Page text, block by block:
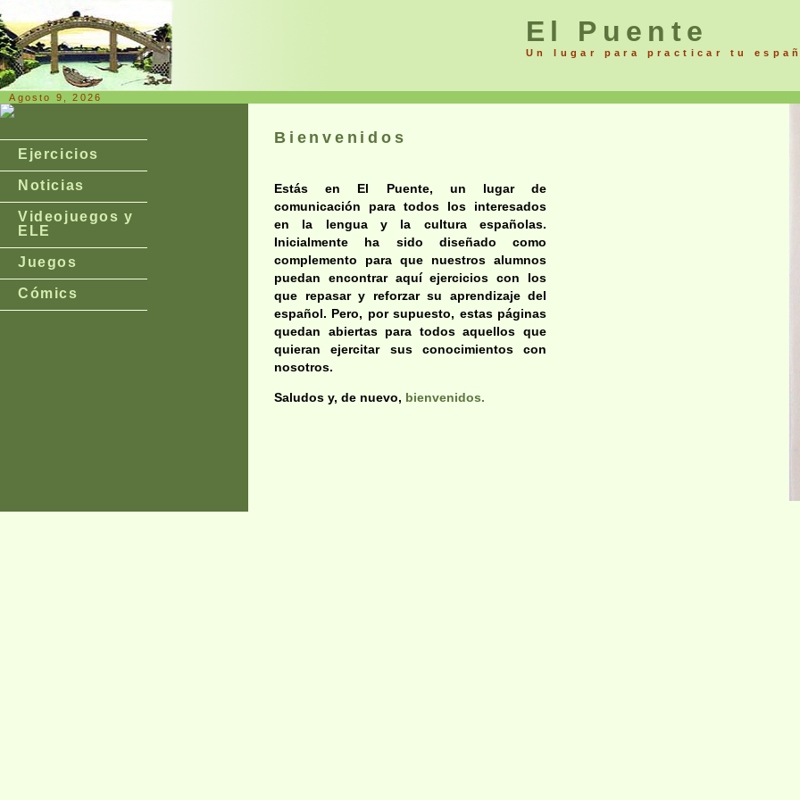
El Puente
Un lugar para practicar tu
Agosto 9, 2026
Ejercicios
Noticias
Videojuegos y
ELE
Juegos
Cómics
Bienvenidos
Estás en El Puente, un lugar de
comunicación para todos los interesados
en la lengua y la cultura españolas.
Inicialmente ha sido diseñado como
complemento para que nuestros alumnos
puedan encontrar aquí ejercicios con los
que repasar y reforzar su aprendizaje del
español. Pero, por supuesto, estas páginas
quedan abiertas para todos aquellos que
quieran ejercitar sus conocimientos con
nosotros.
Saludos y, de nuevo, bienvenidos.